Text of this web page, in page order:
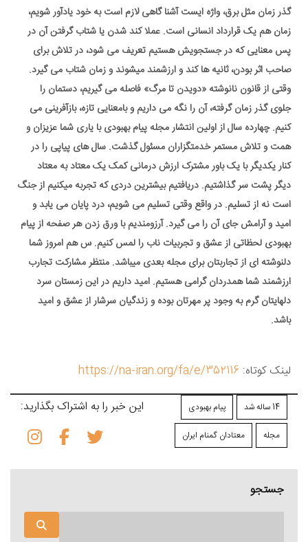
گذر زمان مثل برق، واژه ایست آشنا گاهی لازم است به خود یادآور شویم،
زمان هم یک قرارداد انسانی است. عملا کند شدن یا شتاب گرفتن آن در
پس معنایی که در جستجویش هستیم تعریف می شود، در تلاش برای
صاحب اثر بودن، ثانیه ها کند و ارزشمند میشوند و زمان شتاب می گیرد.
وقتی از قانون نانوشته «دویدن تا مرگ» فاصله می گیریم، دستمان را
جلوی گذر زمان گرفته، آن را نگه می داریم و بامعنایی تازه، بازآفرینی می
کنیم. چهارده سال از اولین انتشار مجله پیام بهبودی با یاری شما عزیزان و
همت و تلاش مستمر خدمتگزاران مسئول گذشت. سال های پیاپی را در
کنار یکدیگر با یک باور مشترک ارزش درمانی کمک یک معتاد به معتاد
دیگر پشت سر گذاشتیم. دریافتیم بیشترین دردی که تجربه میکنیم از جنگ
است نه از تسلیم. در واقع وقتی تسلیم می شویم، درد پایان می یابد و
امید و آرامش جای آن را می گیرد. آرزومندیم با ورق زدن هر صفحه از پیام
بهبودی لحظاتی از عشق و تجربیات ناب را لمس کنیم. س هم امروز شما
دلنوشته ای از تجاربتان برای مجله بعدی میباشد. منتظر مشارکت تجارب
ارزشمند شما همدردان گرامی هستیم. امید داریم در این زمستان سرد
دلهایتان گرم به وجود پر مهرتان بوده و زندگیان سرشار از عشق و امید
باشد.
لینک کوتاه: https://na-iran.org/fa/e/352116
14 ساله شد پیام بهبودی
مجله معتادان گمنام ایران
این خبر را به اشتراک بگذارید:
جستجو